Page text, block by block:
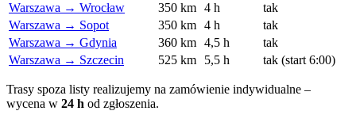
Warszawa → Wrocław
350 km 4 h
tak
Warszawa → Sopot
350 km 4 h
tak
Warszawa → Gdynia
360 km 4,5 h
tak
Warszawa → Szczecin
525 km 5,5 h tak (start 6:00)
Trasy spoza listy realizujemy na zamówienie indywidualne –
wycena w 24 h od zgłoszenia.